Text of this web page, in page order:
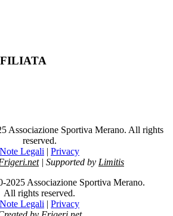
Associazione Sportiva Merano. All rights
reserved.
Note Legali | Privacy
| Supported by Limitis
Associazione Sportiva Merano.
All rights reserved.
Note Legali | Privacy